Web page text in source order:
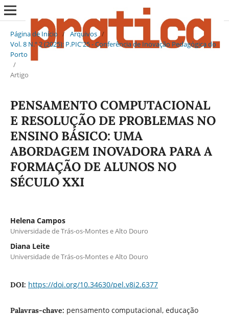
Página de Início / Arquivos /
Vol. 8 N.º 2 (2025): P.PIC'25 - Conferência de Inovação Pedagógica do
Porto
/
Artigo
PENSAMENTO COMPUTACIONAL
E RESOLUÇÃO DE PROBLEMAS NO
ENSINO BÁSICO: UMA
ABORDAGEM INOVADORA PARA A
FORMAÇÃO DE ALUNOS NO
SÉCULO XXI
Helena Campos
Universidade de Trás-os-Montes e Alto Douro
Diana Leite
Universidade de Trás-os-Montes e Alto Douro
DOI: https://doi.org/10.34630/pel.v8i2.6377
Palavras-chave: pensamento computacional, educação